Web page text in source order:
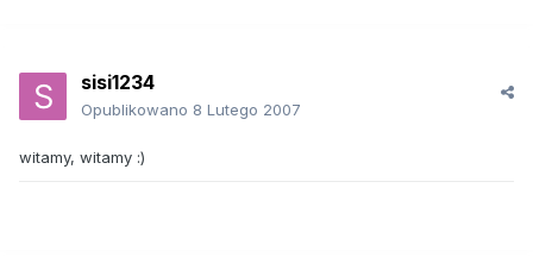
sisi1234
Opublikowano 8 Lutego 2007
witamy, witamy :)